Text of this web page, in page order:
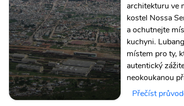
architekturu ve
kostel Nossa
a ochutnejte
kuchyni.
místem pro ty,
autentický
neokoukanou
Přečíst